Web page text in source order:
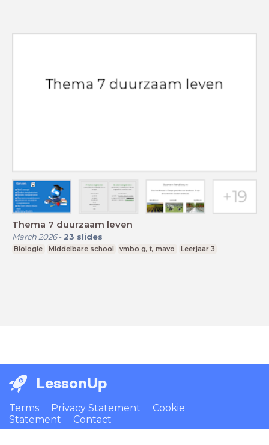
Thema 7 duurzaam leven
March 2026- 23 slides
Biologie Middelbare school vmbo g, t, mavo Leerjaar 3
LessonUp
Terms Privacy Statement
Cookie
Statement
Contact